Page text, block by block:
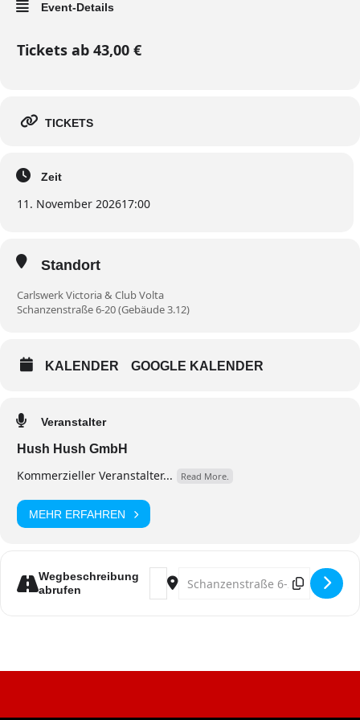
Event-Details
Tickets ab 43,00 €
TICKETS
Zeit
11. November 202617:00
Standort
Carlswerk Victoria & Club Volta
Schanzenstraße 6-20 (Gebäude 3.12)
KALENDER GOOGLE KALENDER
Veranstalter
Hush Hush GmbH
Kommerzieller Veranstalter... Read More.
MEHR ERFAHREN
Wegbeschreibung
abrufen
Address - Kölsch im Club Elfter Elfter
Destination Address - Kölsch